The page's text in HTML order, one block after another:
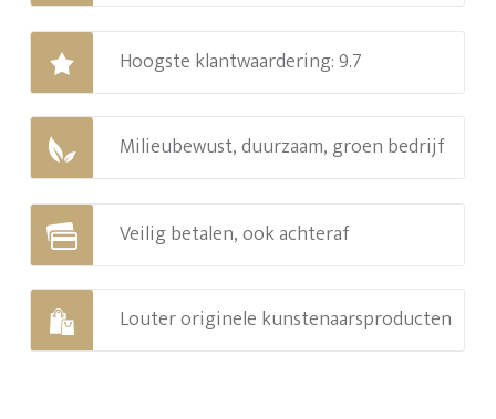
Hoogste klantwaardering: 9.7
Milieubewust, duurzaam, groen bedrijf
Veilig betalen, ook achteraf
Louter originele kunstenaarsproducten